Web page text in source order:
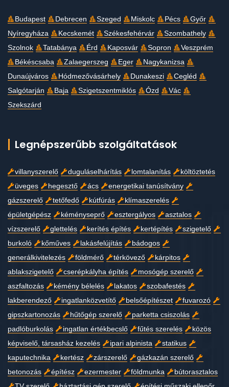
Budapest Debrecen Szeged Miskolc Pécs
Győr
Nyíregyháza
Kecskemét Székesfehérvár
Szombathely
Szolnok
Tatabánya Érd Kaposvár Sopron
Veszprém
Békéscsaba
Zalaegerszeg Eger
Nagykanizsa
Dunaújváros
Hódmezővásárhely Dunakeszi
Cegléd
Salgótarján
Baja Szigetszentmiklós Ózd
Vác
Szekszárd
Legnépszerűbb szolgáltatások
villanyszerelő duguláselhárítás lomtalanítás
költöztetés
üveges
hegesztő ács
energetikai tanúsítvány
gázszerelő
tetőfedő kútfúrás
klímaszerelés
épületgépész
kéményseprő esztergályos
asztalos
vízszerelő
glettelés kerítés építés kertépítés
szigetelő
burkoló
kőműves lakásfelújítás
bádogos
generálkivitelezés
földmérő térkövező
kárpitos
ablakszigetelő
cserépkályha építés
mosógép szerelő
aszfaltozás
kémény bélelés lakatos
szobafestés
lakberendező
ingatlanközvetítő belsőépítészet
fuvarozó
gipszkartonozás
hűtőgép szerelő
parketta csiszolás
padlóburkolás
ingatlan értékbecslő fűtés szerelés
közös
képviselő, társasház kezelés
ipari alpinista
statikus
kaputechnika
kertész zárszerelő
gázkazán szerelő
betonozás
építész ezermester földmunka
bútorasztalos